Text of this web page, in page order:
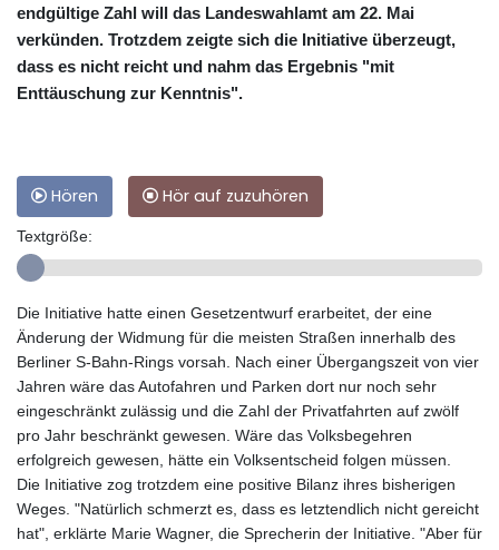
endgültige Zahl will das Landeswahlamt am 22. Mai
verkünden. Trotzdem zeigte sich die Initiative überzeugt,
dass es nicht reicht und nahm das Ergebnis "mit
Enttäuschung zur Kenntnis".
Hören Hör auf zuzuhören
Textgröße:
Die Initiative hatte einen Gesetzentwurf erarbeitet, der eine
Änderung der Widmung für die meisten Straßen innerhalb des
Berliner S-Bahn-Rings vorsah. Nach einer Übergangszeit von vier
Jahren wäre das Autofahren und Parken dort nur noch sehr
eingeschränkt zulässig und die Zahl der Privatfahrten auf zwölf
pro Jahr beschränkt gewesen. Wäre das Volksbegehren
erfolgreich gewesen, hätte ein Volksentscheid folgen müssen.
Die Initiative zog trotzdem eine positive Bilanz ihres bisherigen
Weges. "Natürlich schmerzt es, dass es letztendlich nicht gereicht
hat", erklärte Marie Wagner, die Sprecherin der Initiative. "Aber für